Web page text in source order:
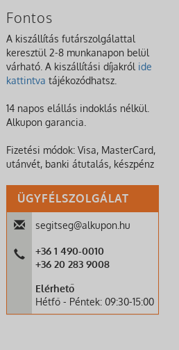
Fontos
A kiszállítás futárszolgálattal
keresztül 2-8 munkanapon belül
várható. A kiszállítási díjakról ide
kattintva tájékozódhatsz.
14 napos elállás indoklás nélkül.
Alkupon garancia.
Fizetési módok: Visa, MasterCard,
utánvét, banki átutalás, készpénz
ÜGYFÉLSZOLGÁLAT
segitseg@alkupon.hu
+36 1 490-0010
+36 20 283 9008
Elérhető
Hétfő - Péntek: 09:30-15:00